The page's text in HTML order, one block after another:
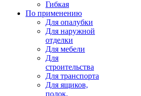
Гибкая
По применению
Для опалубки
Для наружной
отделки
Для мебели
Для
строительства
Для транспорта
Для ящиков,
полок,